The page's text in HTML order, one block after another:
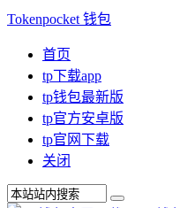
Tokenpocket 钱包
首页
tp下载app
tp钱包最新版
tp官方安卓版
tp官网下载
关闭